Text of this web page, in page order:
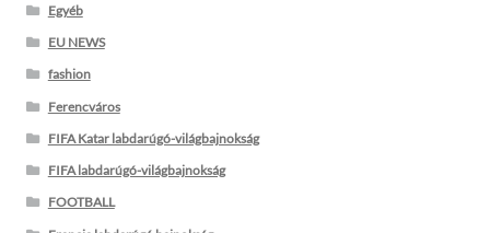
Egyéb
EU NEWS
fashion
Ferencváros
FIFA Katar labdarúgó-világbajnokság
FIFA labdarúgó-világbajnokság
FOOTBALL